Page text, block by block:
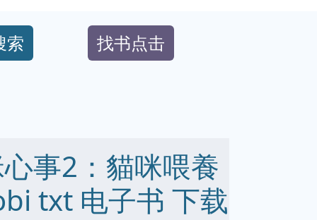
索 找书点击
事2：貓咪喂養
txt 电子书 下载